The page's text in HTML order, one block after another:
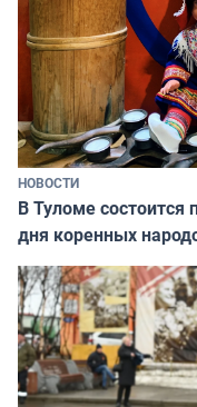
НОВОСТИ
В Туломе
дня коренных